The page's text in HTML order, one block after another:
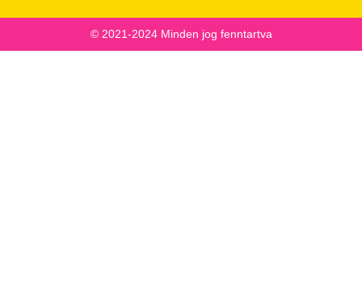
© 2021-2024 Minden jog fenntartva